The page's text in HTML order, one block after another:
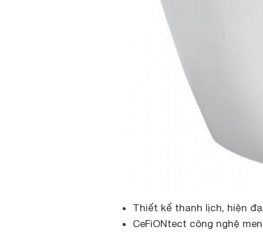
Thiết kế thanh lịch, hiện
CeFiONtect công nghệ